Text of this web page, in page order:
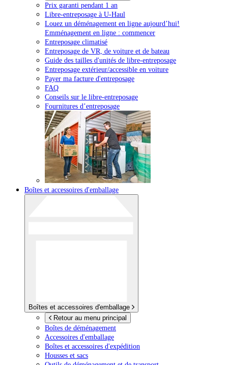
Prix garanti pendant 1 an
Libre-entreposage à U-Haul
Louez un déménagement en ligne aujourd’hui!
Emménagement en ligne : commencer
Entreposage climatisé
Entreposage de VR, de voiture et de bateau
Guide des tailles d'unités de libre-entreposage
Entreposage extérieur/accessible en voiture
Payer ma facture d'entreposage
FAQ
Conseils sur le libre-entreposage
Fournitures d’entreposage
Boîtes et accessoires d'emballage
Boîtes et accessoires d'emballage
Retour au menu principal
Boîtes de déménagement
Accessoires d'emballage
Boîtes et accessoires d'expédition
Housses et sacs